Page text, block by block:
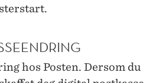
hos Posten. Dersom du